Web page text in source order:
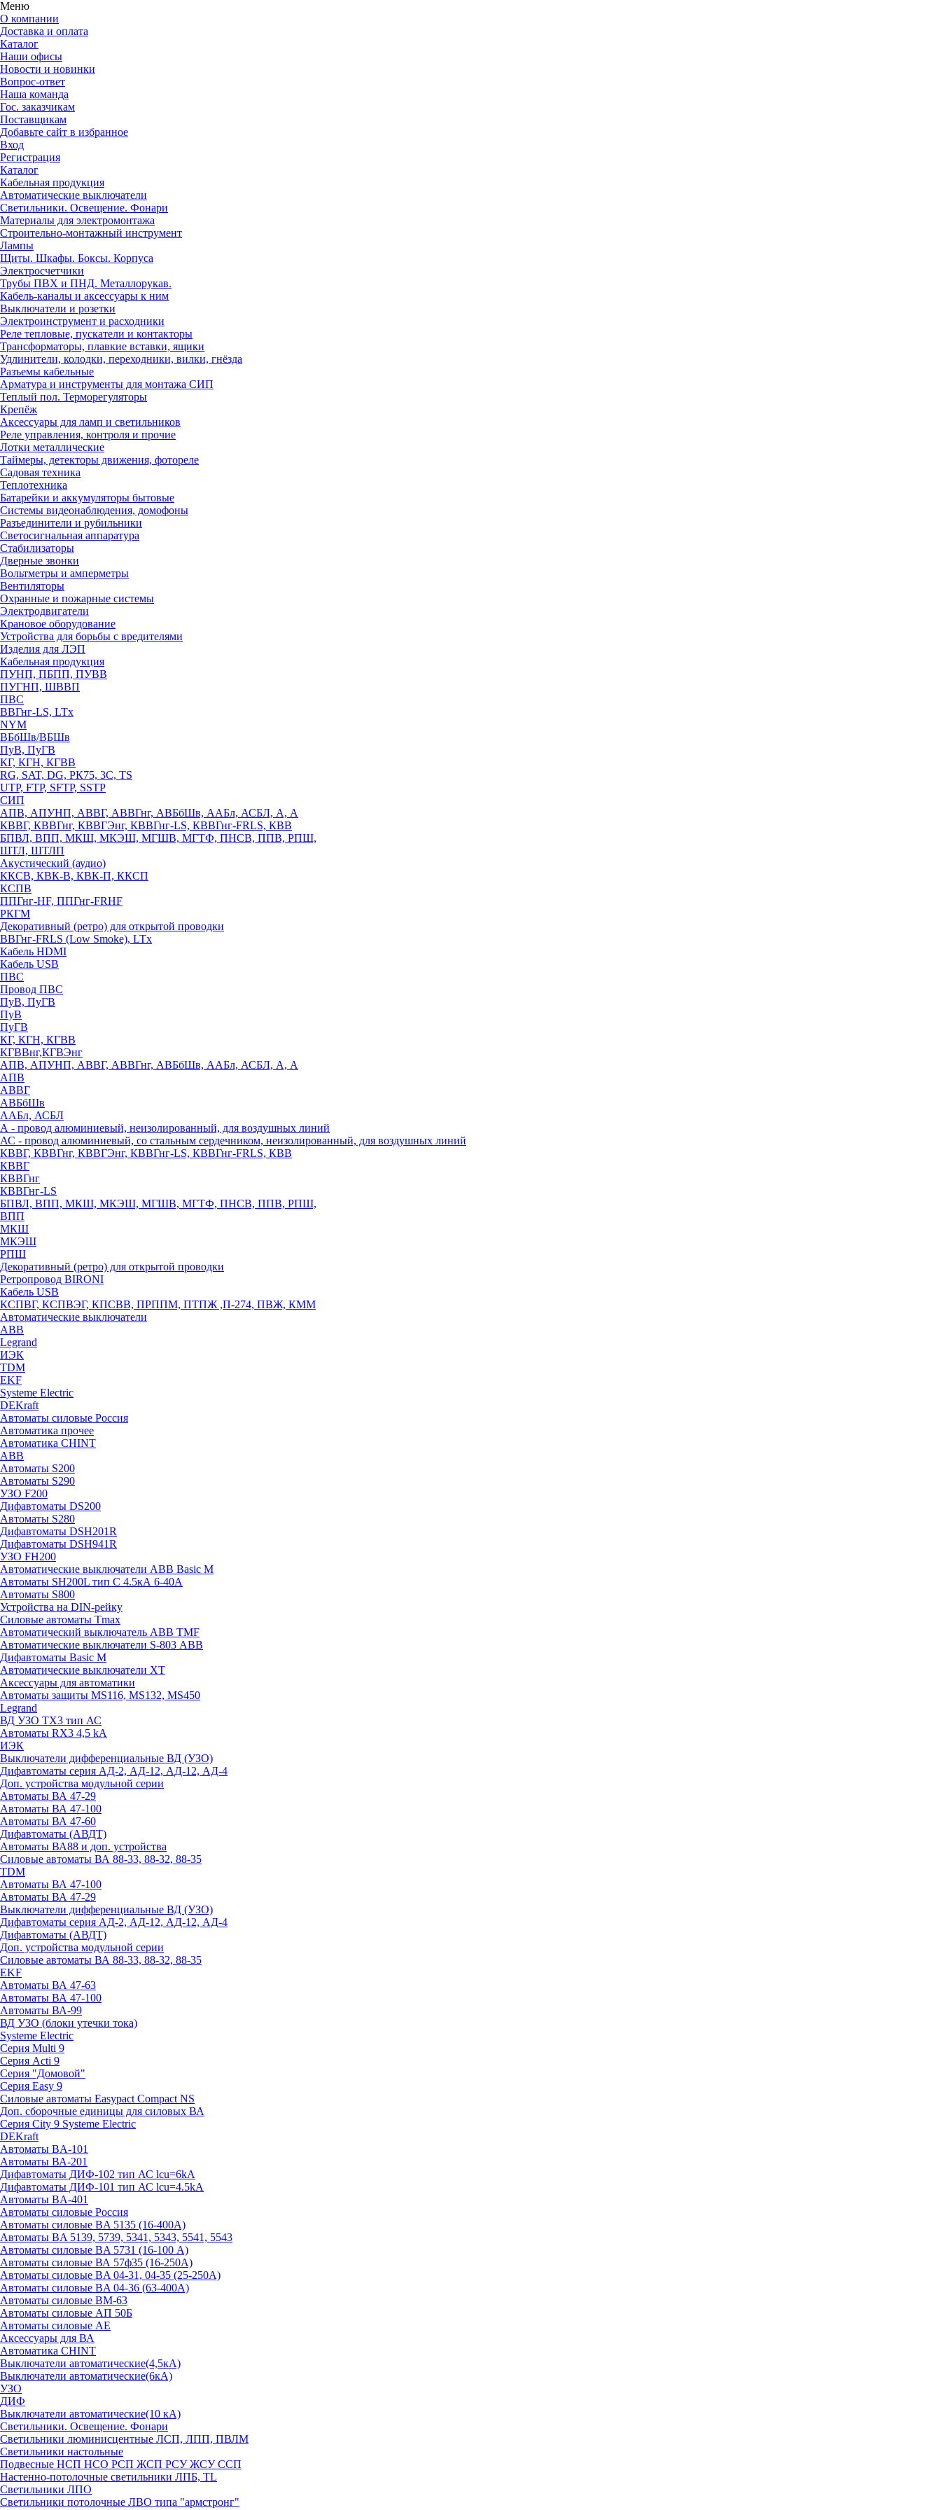
Меню
О компании
Доставка и оплата
Каталог
Наши офисы
Новости и новинки
Вопрос-ответ
Наша команда
Гос. заказчикам
Поставщикам
Добавьте сайт в избранное
Вход
Регистрация
Каталог
Кабельная продукция
Автоматические выключатели
Светильники. Освещение. Фонари
Материалы для электромонтажа
Строительно-монтажный инструмент
Лампы
Щиты. Шкафы. Боксы. Корпуса
Электросчетчики
Трубы ПВХ и ПНД. Металлорукав.
Кабель-каналы и аксессуары к ним
Выключатели и розетки
Электроинструмент и расходники
Реле тепловые, пускатели и контакторы
Трансформаторы, плавкие вставки, ящики
Удлинители, колодки, переходники, вилки, гнёзда
Разъемы кабельные
Арматура и инструменты для монтажа СИП
Теплый пол. Терморегуляторы
Крепёж
Аксессуары для ламп и светильников
Реле управления, контроля и прочие
Лотки металлические
Таймеры, детекторы движения, фотореле
Садовая техника
Теплотехника
Батарейки и аккумуляторы бытовые
Системы видеонаблюдения, домофоны
Разъединители и рубильники
Светосигнальная аппаратура
Стабилизаторы
Дверные звонки
Вольтметры и амперметры
Вентиляторы
Охранные и пожарные системы
Электродвигатели
Крановое оборудование
Устройства для борьбы с вредителями
Изделия для ЛЭП
Кабельная продукция
ПУНП, ПБПП, ПУВВ
ПУГНП, ШВВП
ПВС
ВВГнг-LS, LTx
NYM
ВБбШв/ВБШв
ПуВ, ПуГВ
КГ, КГН, КГВВ
RG, SAT, DG, РК75, 3С, TS
UTP, FTP, SFTP, SSTP
СИП
АПВ, АПУНП, АВВГ, АВВГнг, АВБбШв, ААБл, АСБЛ, А, А
КВВГ, КВВГнг, КВВГЭнг, КВВГнг-LS, КВВГнг-FRLS, КВВ
БПВЛ, ВПП, МКШ, МКЭШ, МГШВ, МГТФ, ПНСВ, ППВ, РПШ,
ШТЛ, ШТЛП
Акустический (аудио)
ККСВ, КВК-В, КВК-П, ККСП
КСПВ
ППГнг-HF, ППГнг-FRHF
РКГМ
Декоративный (ретро) для открытой проводки
ВВГнг-FRLS (Low Smoke), LTx
Кабель HDMI
Кабель USB
ПВС
Провод ПВС
ПуВ, ПуГВ
ПуВ
ПуГВ
КГ, КГН, КГВВ
КГВВнг,КГВЭнг
АПВ, АПУНП, АВВГ, АВВГнг, АВБбШв, ААБл, АСБЛ, А, А
АПВ
АВВГ
АВБбШв
ААБл, АСБЛ
А - провод алюминиевый, неизолированный, для воздушных линий
АС - провод алюминиевый, со стальным сердечником, неизолированный, для воздушных линий
КВВГ, КВВГнг, КВВГЭнг, КВВГнг-LS, КВВГнг-FRLS, КВВ
КВВГ
КВВГнг
КВВГнг-LS
БПВЛ, ВПП, МКШ, МКЭШ, МГШВ, МГТФ, ПНСВ, ППВ, РПШ,
ВПП
МКШ
МКЭШ
РПШ
Декоративный (ретро) для открытой проводки
Ретропровод BIRONI
Кабель USB
КСПВГ, КСПВЭГ, КПСВВ, ПРППМ, ПТПЖ ,П-274, ПВЖ, КММ
Автоматические выключатели
ABB
Legrand
ИЭК
TDM
EKF
Systeme Electric
DEKraft
Автоматы силовые Россия
Автоматика прочее
Автоматика CHINT
ABB
Автоматы S200
Автоматы S290
УЗО F200
Дифавтоматы DS200
Автоматы S280
Дифавтоматы DSH201R
Дифавтоматы DSH941R
УЗО FH200
Автоматические выключатели ABB Basic M
Автоматы SH200L тип С 4.5кА 6-40А
Автоматы S800
Устройства на DIN-рейку
Силовые автоматы Tmax
Автоматический выключатель ABB TMF
Автоматические выключатели S-803 АВВ
Дифавтоматы Basic M
Автоматические выключатели XT
Аксессуары для автоматики
Автоматы защиты MS116, MS132, MS450
Legrand
ВД УЗО TX3 тип АС
Автоматы RX3 4,5 kA
ИЭК
Выключатели дифференциальные ВД (УЗО)
Дифавтоматы серия АД-2, АД-12, АД-12, АД-4
Доп. устройства модульной серии
Автоматы ВА 47-29
Автоматы ВА 47-100
Автоматы ВА 47-60
Дифавтоматы (АВДТ)
Автоматы ВА88 и доп. устройства
Силовые автоматы ВА 88-33, 88-32, 88-35
TDM
Автоматы ВА 47-100
Автоматы ВА 47-29
Выключатели дифференциальные ВД (УЗО)
Дифавтоматы серия АД-2, АД-12, АД-12, АД-4
Дифавтоматы (АВДТ)
Доп. устройства модульной серии
Силовые автоматы ВА 88-33, 88-32, 88-35
EKF
Автоматы ВА 47-63
Автоматы ВА 47-100
Автоматы ВА-99
ВД УЗО (блоки утечки тока)
Systeme Electric
Серия Multi 9
Серия Acti 9
Серия "Домовой"
Серия Easy 9
Силовые автоматы Easypact Compact NS
Доп. сборочные единицы для силовых ВА
Серия City 9 Systeme Electric
DEKraft
Автоматы BA-101
Автоматы ВА-201
Дифавтоматы ДИФ-102 тип АС lcu=6kA
Дифавтоматы ДИФ-101 тип АС lcu=4.5kA
Автоматы BA-401
Автоматы силовые Россия
Автоматы силовые BA 5135 (16-400А)
Автоматы BA 5139, 5739, 5341, 5343, 5541, 5543
Автоматы силовые BA 5731 (16-100 А)
Автоматы силовые ВА 57ф35 (16-250А)
Автоматы силовые BA 04-31, 04-35 (25-250А)
Автоматы силовые BA 04-36 (63-400А)
Автоматы силовые ВМ-63
Автоматы силовые АП 50Б
Автоматы силовые АЕ
Аксессуары для ВА
Автоматика CHINT
Выключатели автоматические(4,5кА)
Выключатели автоматические(6кА)
УЗО
ДИФ
Выключатели автоматические(10 кА)
Светильники. Освещение. Фонари
Светильники люминисцентные ЛСП, ЛПП, ПВЛМ
Светильники настольные
Подвесные НСП НСО РСП ЖСП РСУ ЖСУ ССП
Настенно-потолочные светильники ЛПБ, TL
Светильники ЛПО
Светильники потолочные ЛВО типа "армстронг"